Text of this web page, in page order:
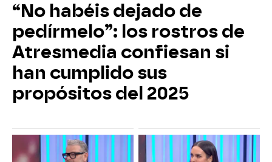
“No habéis dejado de
pedírmelo”: los rostros de
Atresmedia confiesan si
han cumplido sus
propósitos del 2025